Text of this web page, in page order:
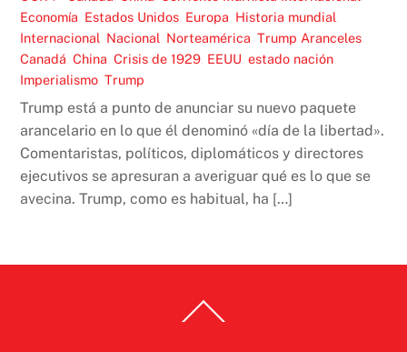
Economía Estados Unidos Europa Historia mundial
Internacional Nacional Norteamérica ,Trump Aranceles
Canadá ,China ,Crisis de 1929 EEUU ,estado nación
Imperialismo ,Trump
Trump está a punto de anunciar su nuevo paquete
arancelario en lo que él denominó «día de la libertad».
Comentaristas, políticos, diplomáticos y directores
ejecutivos se apresuran a averiguar qué es lo que se
avecina. Trump, como es habitual, ha […]
To